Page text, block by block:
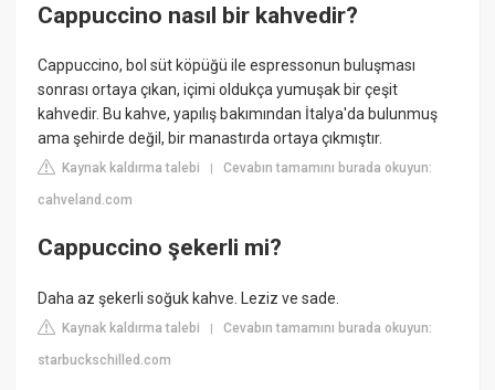
Cappuccino nasıl bir kahvedir?
Cappuccino, bol süt köpüğü ile espressonun buluşması
sonrası ortaya çıkan, içimi oldukça yumuşak bir çeşit
kahvedir. Bu kahve, yapılış bakımından İtalya'da bulunmuş
ama şehirde değil, bir manastırda ortaya çıkmıştır.
Kaynak kaldırma talebi |Cevabın tamamını burada okuyun:
cahveland.com
Cappuccino şekerli mi?
Daha az şekerli soğuk kahve. Leziz ve sade.
Kaynak kaldırma talebi |Cevabın tamamını burada okuyun:
starbuckschilled.com